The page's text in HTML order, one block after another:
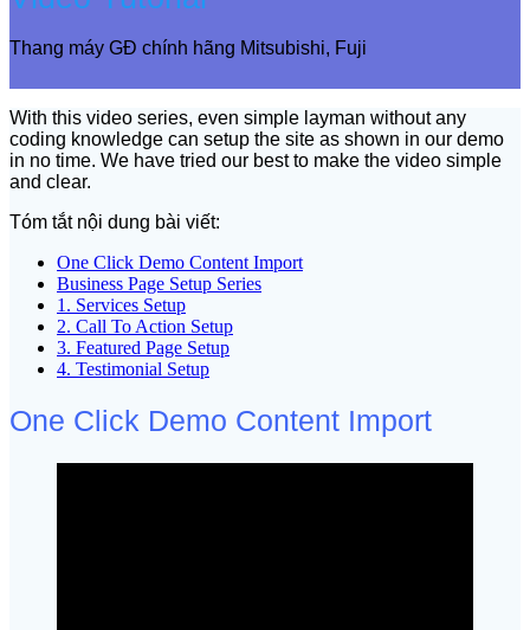
Thang máy GĐ chính hãng Mitsubishi, Fuji
With this video series, even simple layman without any
coding knowledge can setup the site as shown in our demo
in no time. We have tried our best to make the video simple
and clear.
Tóm tắt nội dung bài viết:
One Click Demo Content Import
Business Page Setup Series
1. Services Setup
2. Call To Action Setup
3. Featured Page Setup
4. Testimonial Setup
One Click Demo Content Import